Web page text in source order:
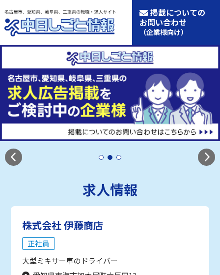
掲載についての
お問い合わせ
（企業様向け）
求人情報
株式会社 伊藤商店
正社員
大型ミキサー車のドライバー